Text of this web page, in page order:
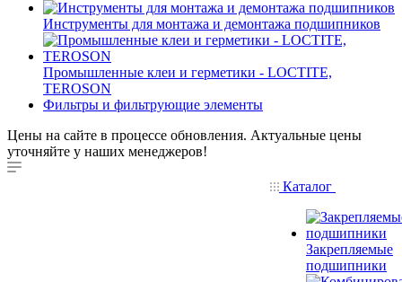
Инструменты для монтажа и демонтажа подшипников
Промышленные клеи и герметики - LOCTITE,
TEROSON
Фильтры и фильтрующие элементы
Цены на сайте в процессе обновления. Актуальные цены
уточняйте у наших менеджеров!
Каталог
Закрепляемые
подшипники